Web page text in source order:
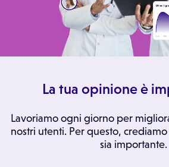
La tua opinione è
Lavoriamo ogni giorno per
nostri utenti. Per questo,
sia importante.